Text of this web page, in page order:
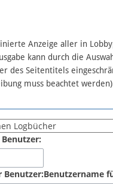
werden
Anzeige aller in
kann durch die
des Seitentitels
muss beachtet
Benutzer:Benutzername